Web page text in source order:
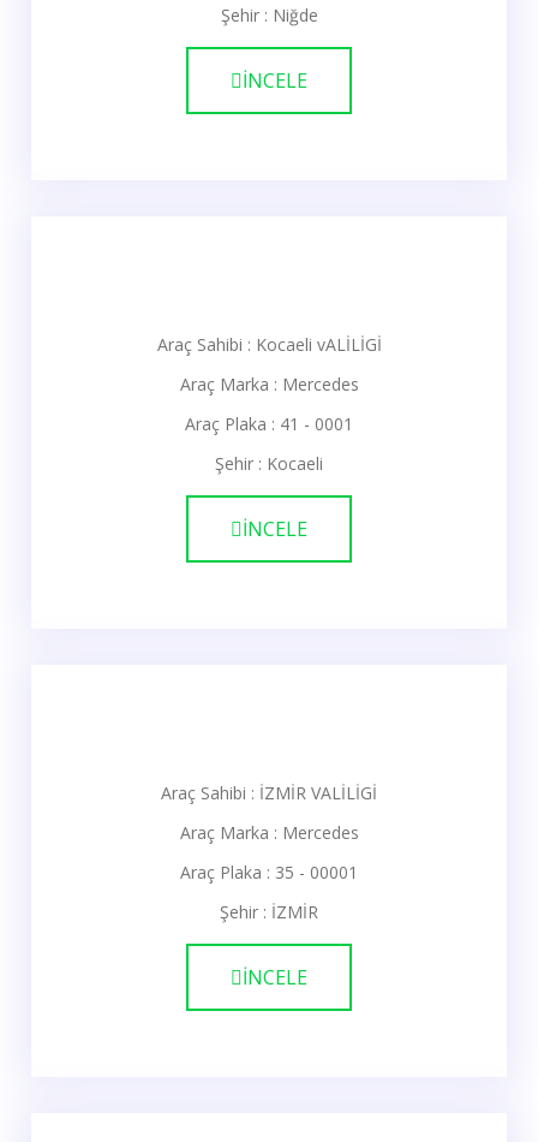
Şehir : Niğde
İNCELE
Araç Sahibi : Kocaeli vALİLİGİ
Araç Marka : Mercedes
Araç Plaka : 41 - 0001
Şehir : Kocaeli
İNCELE
Araç Sahibi : İZMİR VALİLİGİ
Araç Marka : Mercedes
Araç Plaka : 35 - 00001
Şehir : İZMİR
İNCELE